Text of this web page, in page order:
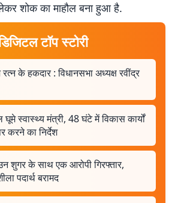
शोक का माहौल बना हुआ है.
टॉप स्टोरी
के हकदार : विधानसभा अध्यक्ष रवींद्र
घूमे स्वास्थ्य मंत्री, 48 घंटे में विकास कार्यों
करने का निर्देश
शुगर के साथ एक आरोपी गिरफ्तार,
पदार्थ बरामद